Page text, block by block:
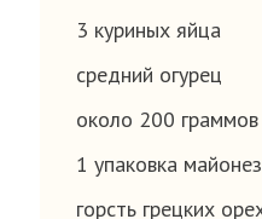
3 куриных яйца
средний огурец
около 200
1 упаковка
горсть грецких